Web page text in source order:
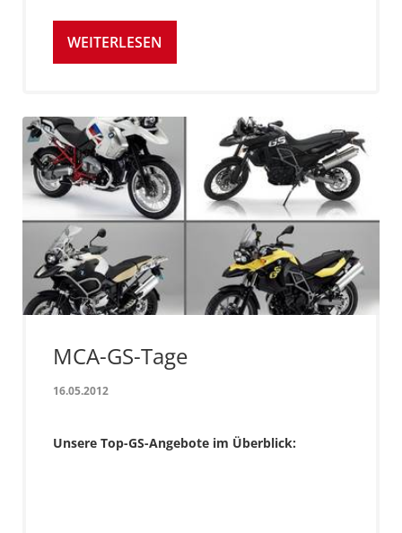
WEITERLESEN
MCA-GS-Tage
16.05.2012
Unsere Top-GS-Angebote im Überblick: